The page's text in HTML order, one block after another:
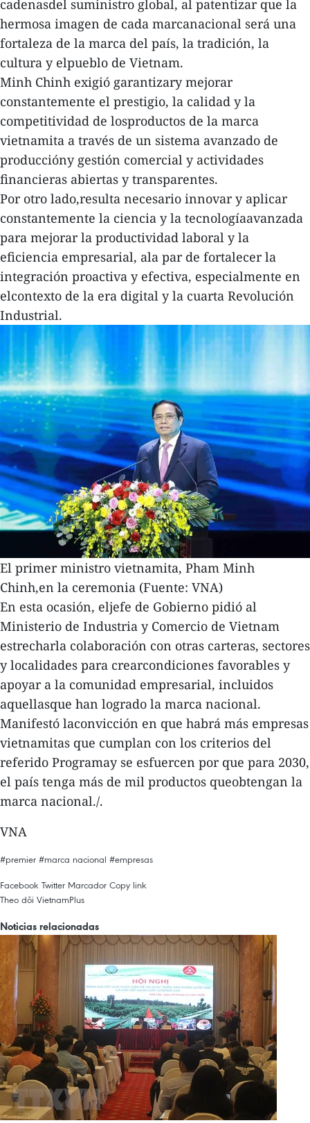
cadenasdel suministro global, al patentizar que la
hermosa imagen de cada marcanacional será una
fortaleza de la marca del país, la tradición, la
cultura y elpueblo de Vietnam.
Minh Chinh exigió garantizary mejorar
constantemente el prestigio, la calidad y la
competitividad de losproductos de la marca
vietnamita a través de un sistema avanzado de
produccióny gestión comercial y actividades
financieras abiertas y transparentes.
Por otro lado,resulta necesario innovar y aplicar
constantemente la ciencia y la tecnologíaavanzada
para mejorar la productividad laboral y la
eficiencia empresarial, ala par de fortalecer la
integración proactiva y efectiva, especialmente en
elcontexto de la era digital y la cuarta Revolución
Industrial.
El primer ministro vietnamita, Pham Minh
Chinh,en la ceremonia (Fuente: VNA)
En esta ocasión, eljefe de Gobierno pidió al
Ministerio de Industria y Comercio de Vietnam
estrecharla colaboración con otras carteras, sectores
y localidades para crearcondiciones favorables y
apoyar a la comunidad empresarial, incluidos
aquellasque han logrado la marca nacional.
Manifestó laconvicción en que habrá más empresas
vietnamitas que cumplan con los criterios del
referido Programay se esfuercen por que para 2030,
el país tenga más de mil productos queobtengan la
marca nacional./.
VNA
#premier #marca nacional #empresas
Facebook Twitter Marcador Copy link
Theo dõi VietnamPlus
Noticias relacionadas